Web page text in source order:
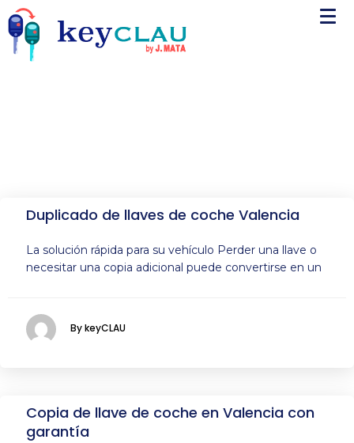
Duplicado de llaves de coche Valencia
La solución rápida para su vehículo Perder una llave o
necesitar una copia adicional puede convertirse en un
By keyCLAU
Copia de llave de coche en Valencia con
garantía